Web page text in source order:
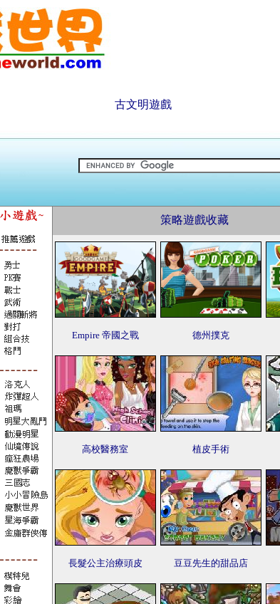
古文明遊戲
策略遊戲收藏
Empire 帝國之戰 德州撲克
高校醫務室 植皮手術
長髮公主治療頭皮 豆豆先生的甜品店